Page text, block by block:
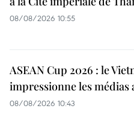
08/08/2026 10:55
ASEAN Cup 2026 : le
impressionne les médias
08/08/2026 10:43